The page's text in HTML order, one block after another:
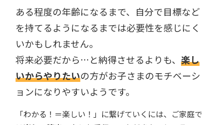
ある程度の年齢になるまで、自分で目標など
を持てるようになるまでは必要性を感じにく
いかもしれません。
将来必要だから…と納得させるよりも、 楽し
いからやりたいの方がお子さまのモチベーシ
ョンになりやすいようです。
「わかる！＝楽しい！」に繋げていくには、ご家庭で